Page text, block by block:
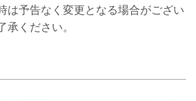
は予告なく変更となる場合がござい
承ください。